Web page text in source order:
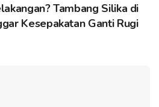
Tambang Silika di
Kesepakatan Ganti Rugi